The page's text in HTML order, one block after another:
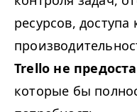
ресурсов,
Trello не
которые бы